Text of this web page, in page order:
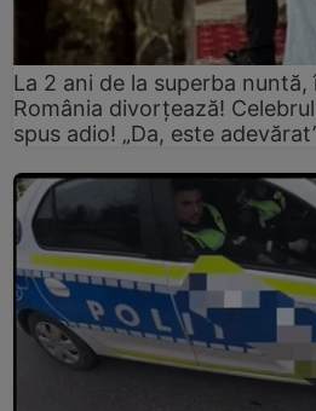
La 2 ani de la superba
România divorțează!
spus adio! „Da, este